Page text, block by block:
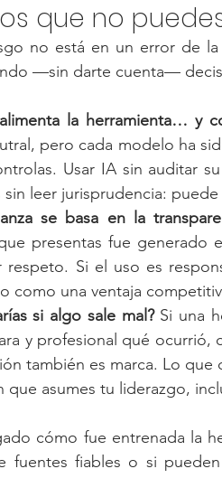
que no
no está en un error de
—sin darte cuenta—
la herramienta… y
pero cada modelo ha
Usar IA sin auditar
sin leer jurisprudencia:
se basa en la
presentas fue
respeto. Si el uso es
como una ventaja
si algo sale mal? Si una
y profesional qué ocurrió,
también es marca. Lo
que asumes tu liderazgo,
cómo fue entrenada la
fuentes fiables o si